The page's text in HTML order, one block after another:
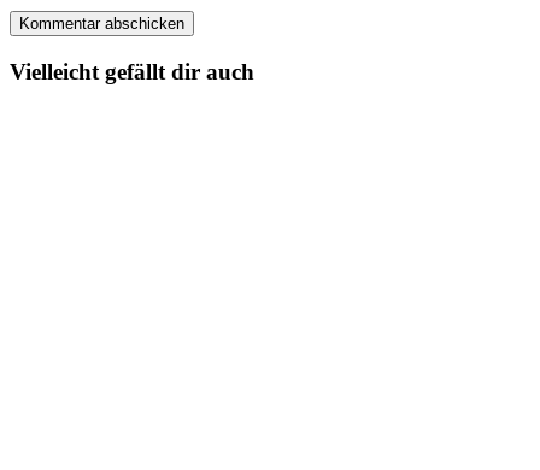
Vielleicht gefällt dir auch